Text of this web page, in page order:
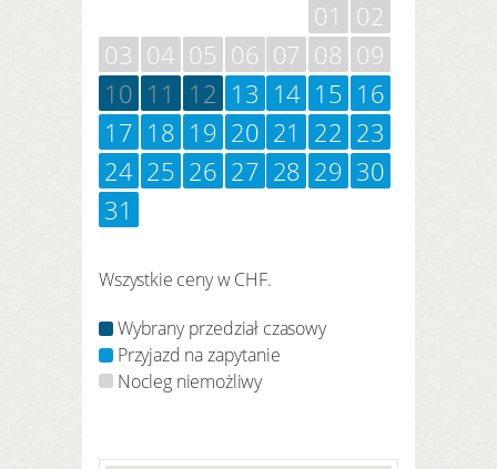
01
02
03 04 05 06 07 08 09
10 11 12 13 14 15 16
17 18 19 20 21 22 23
24 25 26 27 28 29 30
31
Wszystkie ceny w CHF.
Wybrany przedział czasowy
Przyjazd na zapytanie
Nocleg niemożliwy